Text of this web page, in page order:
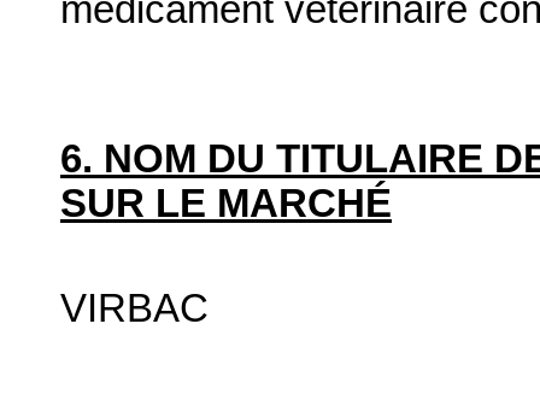
médicament vétérinaire
6. NOM DU TITULAIRE
SUR LE MARCHÉ
VIRBAC